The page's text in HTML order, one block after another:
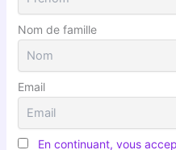
Nom de famille
Email
En continuant, vous